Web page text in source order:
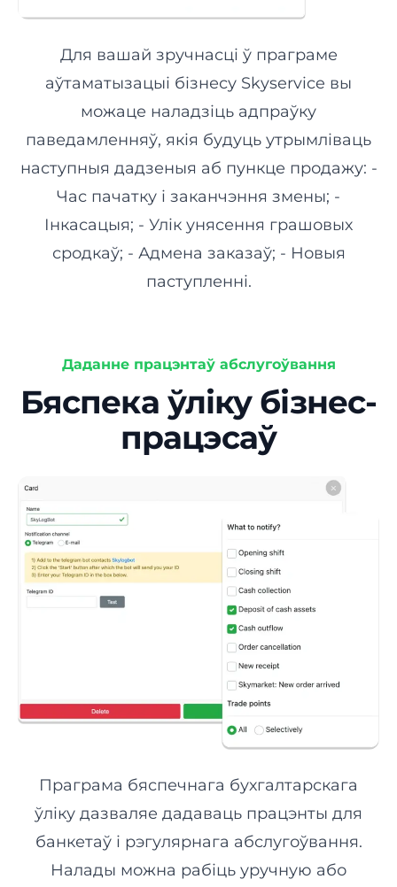
Для вашай зручнасці ў праграме
аўтаматызацыі бізнесу Skyservice вы
можаце наладзіць адпраўку
паведамленняў, якія будуць утрымліваць
наступныя дадзеныя аб пункце продажу: -
Час пачатку і заканчэння змены; -
Інкасацыя; - Улік унясення грашовых
сродкаў; - Адмена заказаў; - Новыя
паступленні.
Даданне працэнтаў абслугоўвання
Бяспека ўліку бізнес-
працэсаў
Праграма бяспечнага бухгалтарскага
ўліку дазваляе дадаваць працэнты для
банкетаў і рэгулярнага абслугоўвання.
Налады можна рабіць уручную або